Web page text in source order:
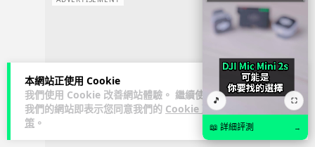
本網站正使用 Cookie
我們使用 Cookie 改善網站體驗。 繼續使用
我們的網站即表示您同意我們的 Cookie 政
策 。
🎵 ⛶
📖 詳細評測 →